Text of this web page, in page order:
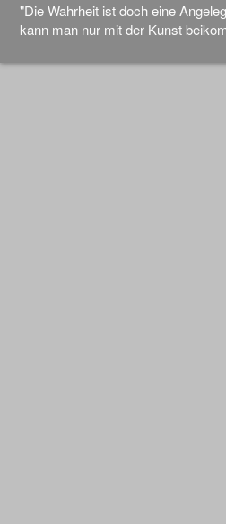
"Die Wahrheit ist doch eine
kann man nur mit der Kunst